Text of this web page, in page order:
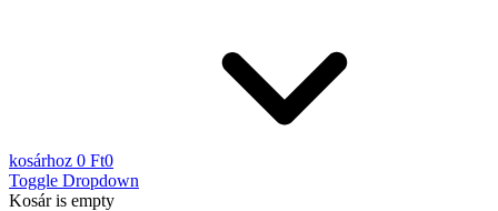
kosárhoz 0 Ft0
Toggle Dropdown
Kosáris empty